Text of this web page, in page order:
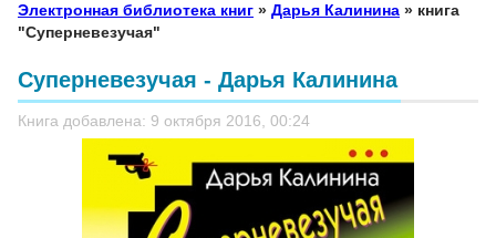
Электронная библиотека книг » Дарья Калинина » книга
"Суперневезучая"
Суперневезучая - Дарья Калинина
Книга добавлена: 9 октября 2016, 00:24